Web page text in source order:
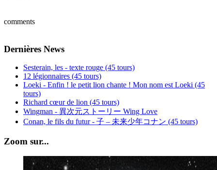
comments
Dernières News
Sesterain, les - texte rouge (45 tours)
12 légionnaires (45 tours)
Loeki - Enfin ! le petit lion chante ! Mon nom est Loeki (45
tours)
Richard cœur de lion (45 tours)
Wingman - 異次元ストーリー Wing Love
Conan, le fils du futur - 子 – 未来少年コナン (45 tours)
Zoom sur...